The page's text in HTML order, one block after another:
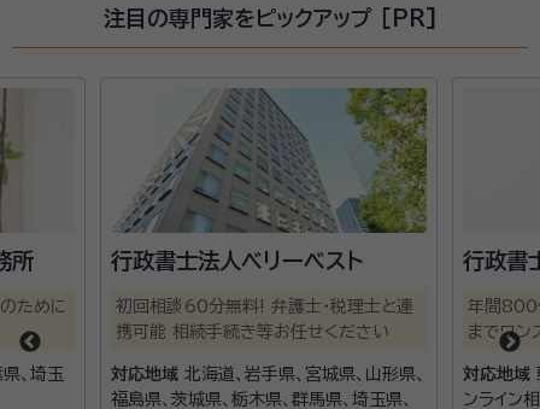
注目の専門家をピックアップ [PR]
所
ために
、埼玉
行政書士法人ベリーベスト
初回相談60分無料! 弁護士・税理士と連
携可能 相続手続き等お任せください
対応地域 北海道、岩手県、宮城県、山形県、
福島県、茨城県、栃木県、群馬県、埼玉県、
行政書
年間800
までワン
対応地域
ンライン